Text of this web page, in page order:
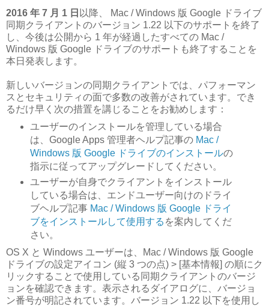
2016 年 7 月 1 日 以降、 Mac / Windows 版 Google ドライブ
同期クライアントのバージョン 1.22 以下のサポートを終了
し、今後は公開から 1 年が経過したすべての Mac /
Windows 版 Google ドライブのサポートも終了することを
本日発表します。
新しいバージョンの同期クライアントでは、パフォーマン
スとセキュリティの面で多数の改善がされています。でき
るだけ早く次の措置を講じることをお勧めします：
ユーザーのインストールを管理している場合
は、Google Apps 管理者ヘルプ記事の Mac /
Windows 版 Google ドライブのインストールの
指示に従ってアップグレードしてください。
ユーザーが自身でクライアントをインストール
している場合は、エンドユーザー向けのドライ
ブヘルプ記事 Mac / Windows 版 Google ドライ
ブをインストールして使用する を案内してくだ
さい。
OS X と Windows ユーザーは、Mac / Windows 版 Google
ドライブの設定アイコン (縦 3 つの点) > [基本情報] の順にク
リックすることで使用している同期クライアントのバージ
ョンを確認できます。表示されるダイアログに、バージョ
ン番号が明記されています。バージョン 1.22 以下を使用し